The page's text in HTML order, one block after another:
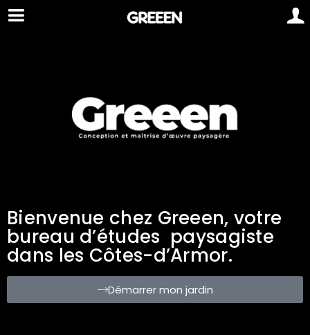
Bienvenue chez Greeen, votre
bureau d’études paysagiste
dans les Côtes-d’Armor.
Démarrer mon jardin